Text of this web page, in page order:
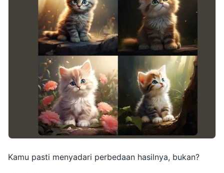
Kamu pasti menyadari perbedaan hasilnya, bukan?